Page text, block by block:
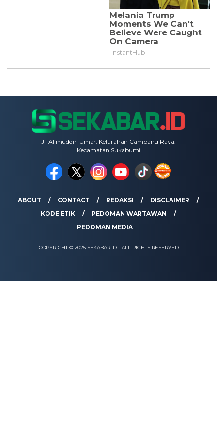
Jl. Alimuddin Umar, Kelurahan Campang Raya,
Kecamatan Sukabumi
ABOUT CONTACT REDAKSI
DISCLAIMER
KODE ETIK
PEDOMAN WARTAWAN
PEDOMAN MEDIA
COPYRIGHT © 2025 SEKABAR.ID - ALL RIGHTS RESERVED